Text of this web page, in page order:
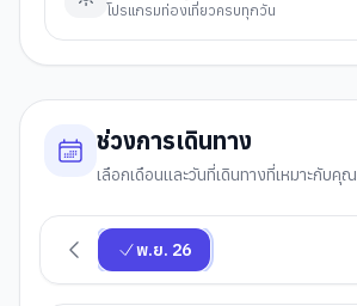
โปรแกรมท่องเที่ยวครบทุกวัน
ช่วงการเดินทาง
เลือกเดือนและวันที่เดินทางที่เหมาะกับคุณ
พ.ย. 26